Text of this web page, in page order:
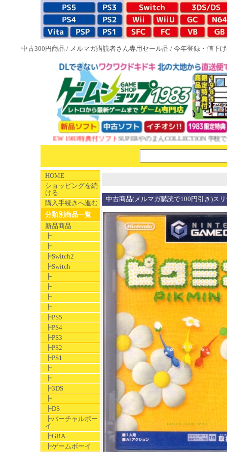
中古300円商品 / メルマガ購読者さん専用セール品 / 今年登録・値下
NEW 1983特典付ソフトSUPERやのまんCOLLECTION 学校であっ
HOME
ショッピングを続
ける
購入手続きへ進む
分類別商品一覧
新品商品
┣
┣
┣Switch2
┣Switch
┣
┣
┣
┣
┣PS5
┣PS4
┣PS3
┣PS2
┣PS1
┣
┣
┣3DS
┣
┣DS
┣バーチャルボー
イ
┣GBA
┣ゲームボーイ
中古商品(メルマガ購読で100円引き)ス